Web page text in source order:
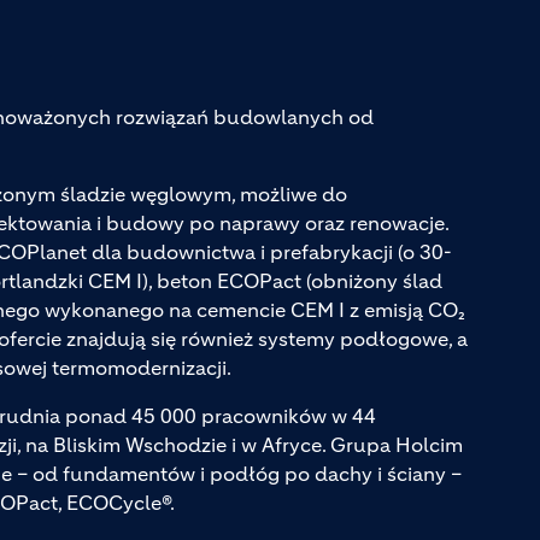
rozwiązań budowlanych od
śladzie węglowym, możliwe do
i budowy po naprawy oraz renowacje.
dla budownictwa i prefabrykacji (o 30-
CEM I), beton ECOPact (obniżony ślad
wykonanego na cemencie CEM I z emisją CO₂
znajdują się również systemy podłogowe, a
termomodernizacji.
ponad 45 000 pracowników w 44
na Bliskim Wschodzie i w Afryce. Grupa Holcim
– od fundamentów i podłóg po dachy i ściany –
ECOCycle®.